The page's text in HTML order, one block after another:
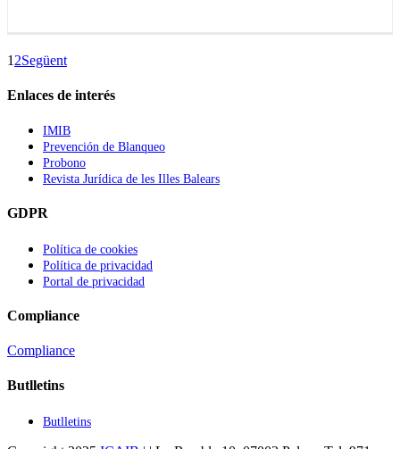
1 2Següent
Enlaces de interés
IMIB
Prevención de Blanqueo
Probono
Revista Jurídica de les Illes Balears
GDPR
Política de cookies
Política de privacidad
Portal de privacidad
Compliance
Compliance
Butlletins
Butlletins